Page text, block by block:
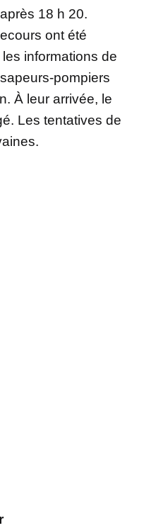
18 h 20.
ont été
informations de
pompiers
À leur arrivée, le
Les tentatives de